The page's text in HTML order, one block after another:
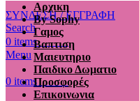
ΣΥΝΔΕΣΗ / ΕΓΓΡΑΦΗ
Search
0 items €0.00
Menu
0 items €0.00
Αρχικη
By Sophy
Γαμος
Βαπτιση
Μαιευτηριο
Παιδικο Δωματιο
Προσφορές
Επικοινωνια